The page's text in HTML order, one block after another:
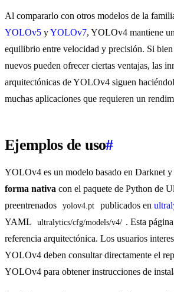
Al compararlo con otros modelos de la
YOLOv5 yYOLOv7, YOLOv4 mantiene
equilibrio entre velocidad y precisión. Si
nuevos pueden ofrecer ciertas ventajas, las
arquitectónicas de YOLOv4 siguen
muchas aplicaciones que requieren un
Ejemplos de uso#
YOLOv4 es un modelo basado en Darknet y
forma nativa con el paquete de Python de
preentrenados
yolov4.pt publicados en
YAML
ultralytics/cfg/models/v4/ . Esta
referencia arquitectónica. Los usuarios
YOLOv4 deben consultar directamente el
YOLOv4 para obtener instrucciones de